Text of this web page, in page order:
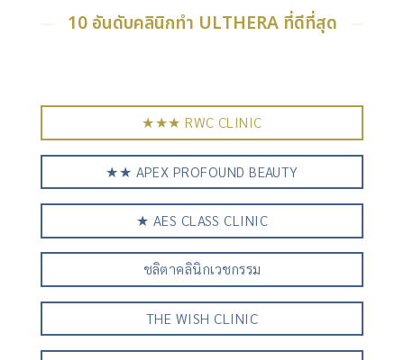
10 อันดับคลินิกทำ ULTHERA ที่ดีที่สุด
★★★ RWC CLINIC
★★ APEX PROFOUND BEAUTY
★ AES CLASS CLINIC
ชลิตาคลินิกเวชกรรม
THE WISH CLINIC